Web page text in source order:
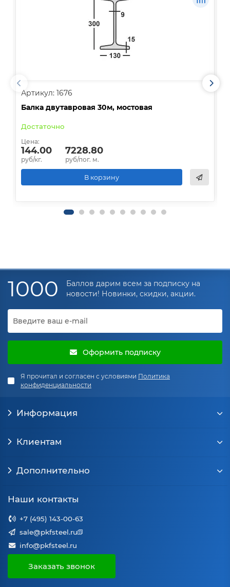
Артикул: 1676
Балка двутавровая 30м, мостовая
Достаточно
Цена:
144.00
руб/кг.
7228.80
руб/пог. м.
В корзину
1000
Баллов дарим всем за подписку на
новости! Новинки, скидки, акции.
Оформить подписку
Я прочитал и согласен с условиями Политика
конфиденциальности
Информация
Клиентам
Дополнительно
Наши контакты
+7 (495) 143-00-63
sale@pkfsteel.ru
info@pkfsteel.ru
Заказать звонок